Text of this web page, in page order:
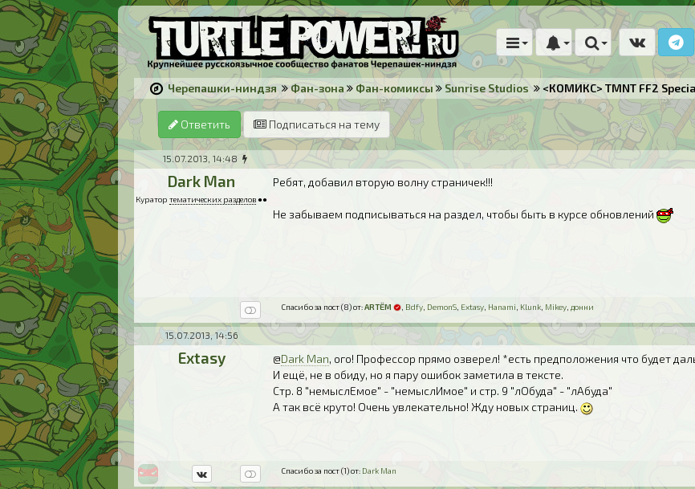
Черепашки-ниндзя Фан-зона Фан-комиксы Sunrise Studios <КОМИКС> TMNT FF2
Ответить Подписаться на тему
15.07.2013, 14:48
Dark Man
Куратортематических разделов ●●
Ребят, добавил вторую волну страничек!!!
Не забываем подписываться на раздел, чтобы быть в курсе обновлений
Спасибо за пост (8) от:ARTЁM Bdfy DemonS Extasy Hanami Klunk Mikey донни
15.07.2013, 14:56
Extasy @Dark Man, ого! Профессор прямо озверел! *есть предположения что будет
И ещё, не в обиду, но я пару ошибок заметила в тексте.
Стр. 8 "немыслЕмое" - "немыслИмое" и стр. 9 "лОбуда" - "лАбуда"
А так всё круто! Очень увлекательно! Жду новых страниц.
Спасибо за пост (1) от: Dark Man